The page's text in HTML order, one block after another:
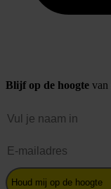
Blijf op de hoogte van
Houd mij op de hoogte